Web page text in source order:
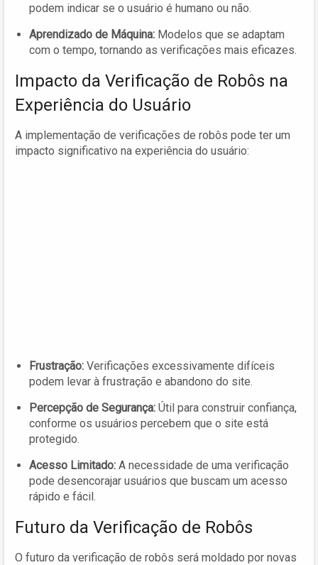
podem indicar se o usuário é humano ou não.
Aprendizado de Máquina: Modelos que se adaptam
com o tempo, tornando as verificações mais eficazes.
Impacto da Verificação de Robôs na
Experiência do Usuário
A implementação de verificações de robôs pode ter um
impacto significativo na experiência do usuário:
Frustração: Verificações excessivamente difíceis
podem levar à frustração e abandono do site.
Percepção de Segurança: Útil para construir confiança,
conforme os usuários percebem que o site está
protegido.
Acesso Limitado: A necessidade de uma verificação
pode desencorajar usuários que buscam um acesso
rápido e fácil.
Futuro da Verificação de Robôs
O futuro da verificação de robôs será moldado por novas